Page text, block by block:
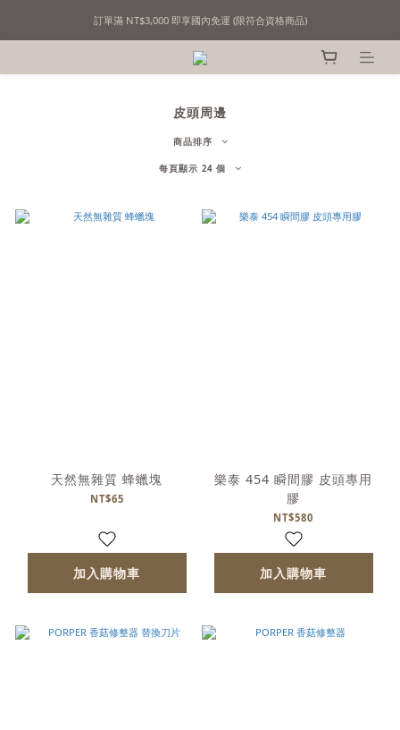
精選撞球用品｜用心挑選，只為懂行的你！
訂單滿 NT$3,000 即享國內免運 (限符合資格商品)
精選撞球用品｜用心挑選，只為懂行的你！
皮頭周邊
商品排序
每頁顯示 24 個
天然無雜質 蜂蠟塊
NT$65
加入購物車
樂泰 454 瞬間膠 皮頭專用
膠
NT$580
加入購物車